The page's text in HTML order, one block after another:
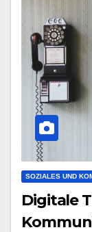
SOZIALES UND
Digitale